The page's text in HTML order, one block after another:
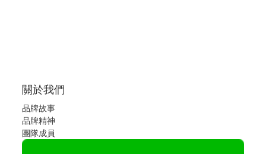
關於我們
品牌故事
品牌精神
團隊成員